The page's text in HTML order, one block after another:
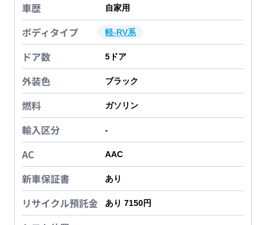
車歴 自家用
ボディタイプ 軽-RV系
ドア数 5 ドア
外装色 ブラック
燃料 ガソリン
輸入区分 -
AC AAC
新車保証書 あり
リサイクル預託金 あり 7150円